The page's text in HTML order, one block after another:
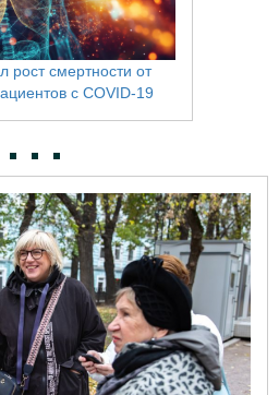
рост смертности от
с COVID-19